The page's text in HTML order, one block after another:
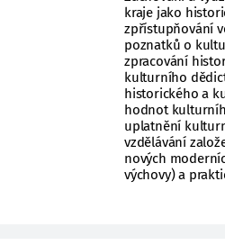
kraje jako
zpřístupňování
poznatků o
zpracování
kulturního
historického a
hodnot
uplatnění
vzdělávání
nových
výchovy) a